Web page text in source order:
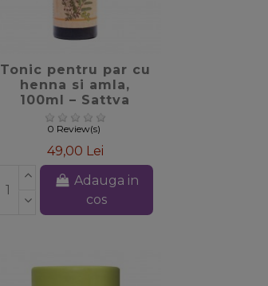
Tonic pentru par cu
henna si amla,
100ml – Sattva
Ayurveda
0 Review(s)
49,00 Lei
Adauga in
cos